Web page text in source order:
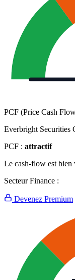
PCF (Price Cash
Everbright Securities
PCF : attractif
Le cash-flow est bien
Secteur Finance :
Devenez Premium